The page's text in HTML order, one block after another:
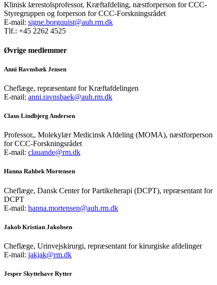
Klinisk lærestolsprofessor, Kræftafdeling, næstforperson for CCC-
Styregruppen og forperson for CCC-Forskningsrådet
E-mail: signe.borgquist@auh.rm.dk
Tlf.: +45 2262 4525
Øvrige medlemmer
Anni Ravnsbæk Jensen
Cheflæge, repræsentant for Kræftafdelingen
E-mail: anni.ravnsbaek@auh.rm.dk
Claus Lindbjerg Andersen
Professor,, Molekylær Medicinsk Afdeling (MOMA), næstforperson
for CCC-Forskningsrådet
E-mail: clauande@rm.dk
Hanna Rahbek Mortensen
Cheflæge, Dansk Center for Partikelterapi (DCPT), repræsentant for
DCPT
E-mail: hanna.mortensen@auh.rm.dk
Jakob Kristian Jakobsen
Cheflæge, Urinvejskirurgi, repræsentant for kirurgiske afdelinger
E-mail: jakjak@rm.dk
Jesper Skyttehave Rytter